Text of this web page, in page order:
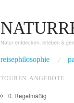
Natur entdecken, erleben &
reisephilosophie
TOUREN-ANGEBOTE
0. Regelmäßig